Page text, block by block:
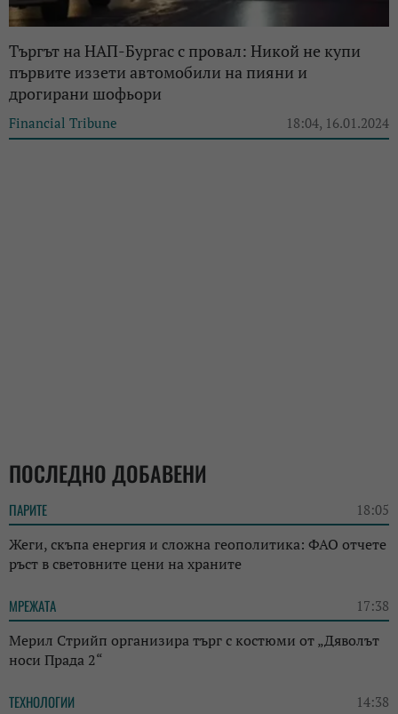
Търгът на НАП-Бургас с провал: Никой не купи
първите иззети автомобили на пияни и
дрогирани шофьори
Financial Tribune 18:04, 16.01.2024
ПОСЛЕДНО ДОБАВЕНИ
ПАРИТЕ 18:05
Жеги, скъпа енергия и сложна геополитика: ФАО отчете
ръст в световните цени на храните
МРЕЖАТА 17:38
Мерил Стрийп организира търг с костюми от „Дяволът
носи Прада 2“
ТЕХНОЛОГИИ 14:38